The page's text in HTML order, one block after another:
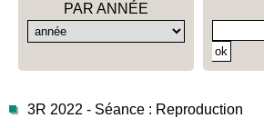
PAR ANNÉE
3R 2022 - Séance : Reproduction